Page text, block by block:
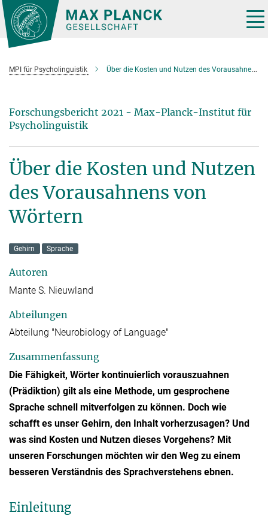
Hauptinhalt
MPI für Psycholinguistik Über die Kosten und Nutzen des Vorausahnens von Wörtern
Forschungsbericht 2021 - Max-Planck-Institut für
Psycholinguistik
Über die Kosten und Nutzen
des Vorausahnens von
Wörtern
Gehirn Sprache
Autoren
Mante S. Nieuwland
Abteilungen
Abteilung "Neurobiology of Language"
Zusammenfassung
Die Fähigkeit, Wörter kontinuierlich vorauszuahnen
(Prädiktion) gilt als eine Methode, um gesprochene
Sprache schnell mitverfolgen zu können. Doch wie
schafft es unser Gehirn, den Inhalt vorherzusagen? Und
was sind Kosten und Nutzen dieses Vorgehens? Mit
unseren Forschungen möchten wir den Weg zu einem
besseren Verständnis des Sprachverstehens ebnen.
Einleitung